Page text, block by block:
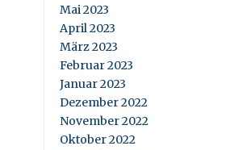
Mai 2023
April 2023
März 2023
Februar 2023
Januar 2023
Dezember 2022
November 2022
Oktober 2022